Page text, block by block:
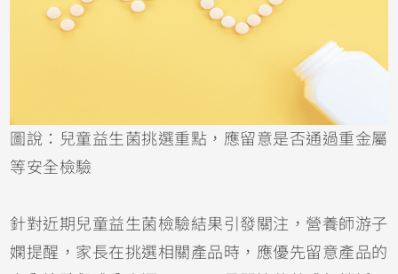
圖說：兒童益生菌挑選重點，應留意是否通過重金屬
等安全檢驗
針對近期兒童益生菌檢驗結果引發關注，營養師游子
嫻提醒，家長在挑選相關產品時，應優先留意產品的